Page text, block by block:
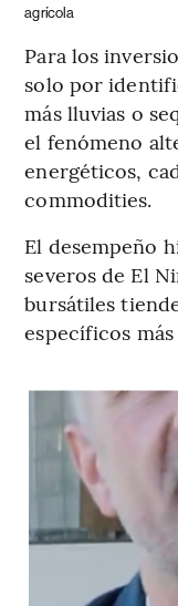
agrícola
Para los
solo por
más lluvias o
el fenómeno
energéticos,
commodities.
El desempeño
severos de El
bursátiles
específicos